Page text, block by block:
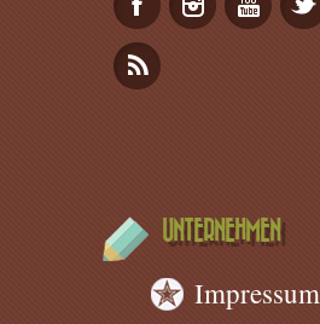
UNTERNEHMEN
Impressum